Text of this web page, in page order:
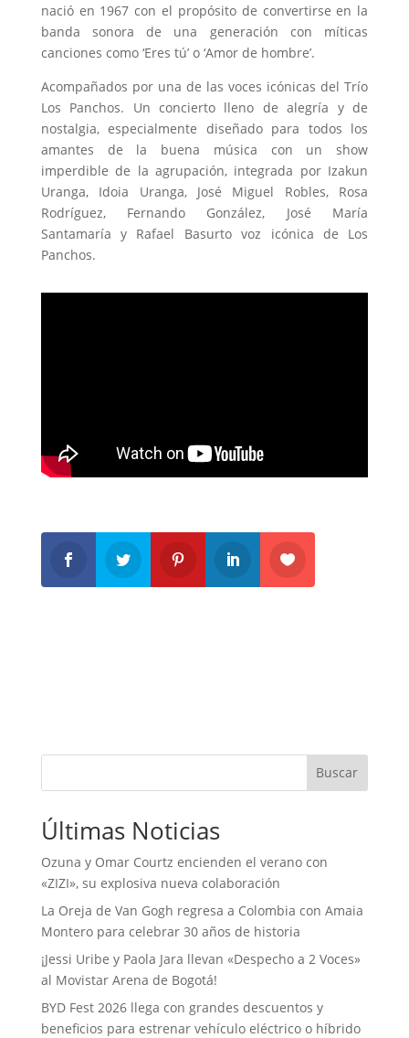
nació en 1967 con el propósito de convertirse en la
banda sonora de una generación con míticas
canciones como ‘Eres tú’ o ‘Amor de hombre’.
Acompañados por una de las voces icónicas del Trío
Los Panchos. Un concierto lleno de alegría y de
nostalgia, especialmente diseñado para todos los
amantes de la buena música con un show
imperdible de la agrupación, integrada por Izakun
Uranga, Idoia Uranga, José Miguel Robles, Rosa
Rodríguez, Fernando González, José María
Santamaría y Rafael Basurto voz icónica de Los
Panchos.
Buscar
Últimas Noticias
Ozuna y Omar Courtz encienden el verano con
«ZIZI», su explosiva nueva colaboración
La Oreja de Van Gogh regresa a Colombia con Amaia
Montero para celebrar 30 años de historia
¡Jessi Uribe y Paola Jara llevan «Despecho a 2 Voces»
al Movistar Arena de Bogotá!
BYD Fest 2026 llega con grandes descuentos y
beneficios para estrenar vehículo eléctrico o híbrido